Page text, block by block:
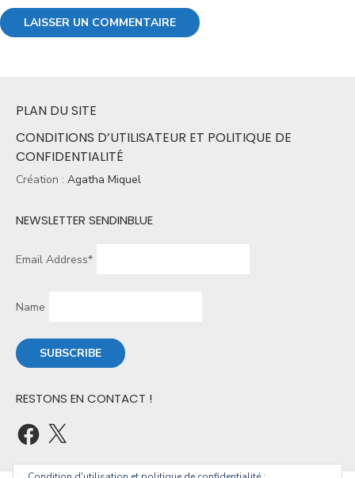
PLAN DU SITE
CONDITIONS D’UTILISATEUR ET POLITIQUE DE
CONFIDENTIALITÉ
Création : Agatha Miquel
NEWSLETTER SENDINBLUE
Email Address*
Name
RESTONS EN CONTACT !